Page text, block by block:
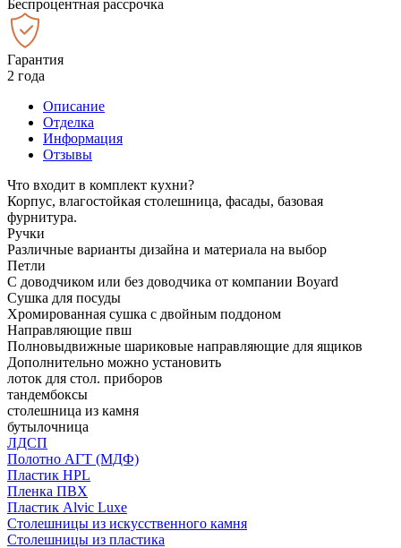
Беспроцентная рассрочка
Гарантия
2 года
Описание
Отделка
Информация
Отзывы
Что входит в комплект кухни?
Корпус, влагостойкая столешница, фасады, базовая
фурнитура.
Ручки
Различные варианты дизайна и материала на выбор
Петли
С доводчиком или без доводчика от компании Boyard
Сушка для посуды
Хромированная сушка с двойным поддоном
Направляющие пвш
Полновыдвижные шариковые направляющие для ящиков
Дополнительно можно установить
лоток для стол. приборов
тандембоксы
столешница из камня
бутылочница
ЛДСП
Полотно АГТ (МДФ)
Пластик HPL
Пленка ПВХ
Пластик Alvic Luxe
Столешницы из искусственного камня
Столешницы из пластика